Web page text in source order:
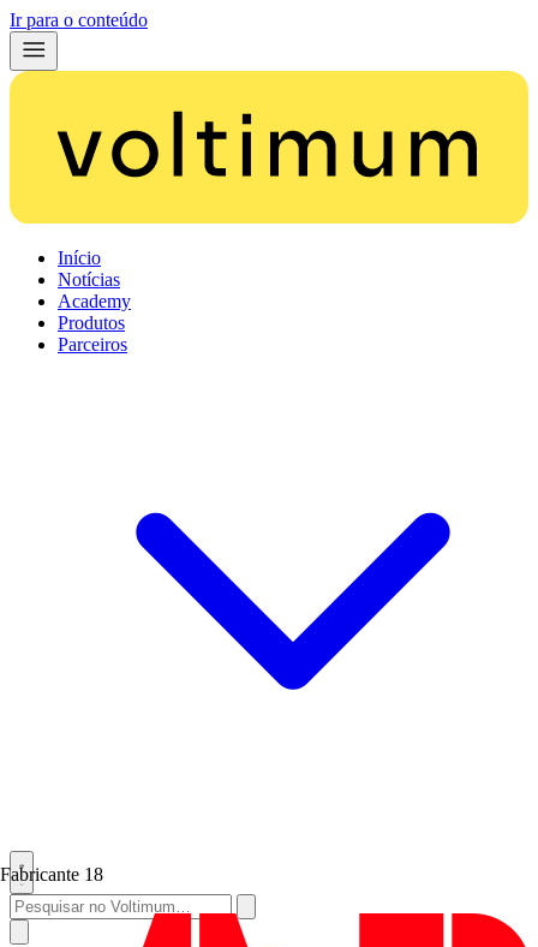
Ir para o conteúdo
Início
Notícias
Academy
Produtos
Parceiros
Fabricante 18